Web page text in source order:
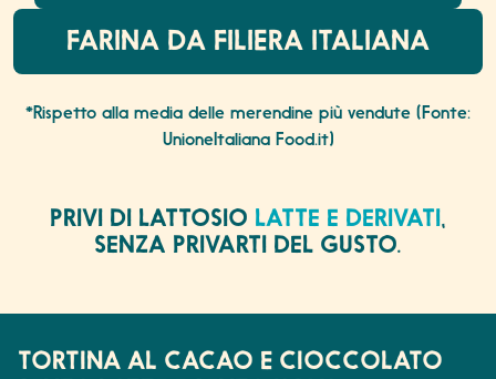
FARINA DA FILIERA ITALIANA
*Rispetto alla media delle merendine più vendute (Fonte:
UnioneItaliana Food.it)
PRIVI DI LATTOSIO LATTE E DERIVATI,
SENZA PRIVARTI DEL GUSTO.
TORTINA AL CACAO E CIOCCOLATO